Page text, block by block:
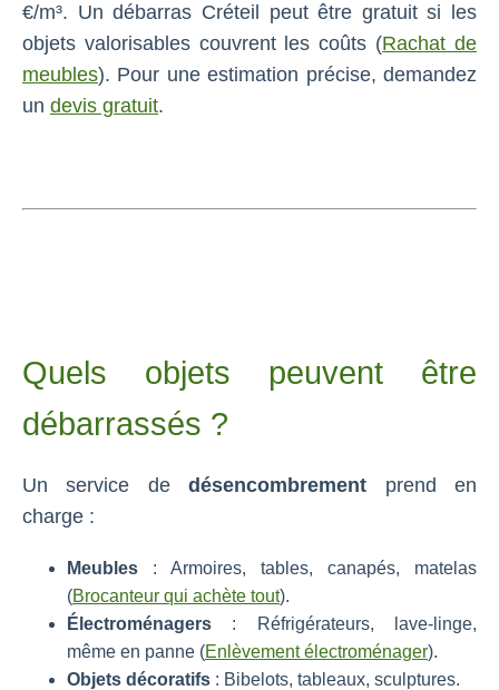
€/m³. Un débarras Créteil peut être gratuit si les
objets valorisables couvrent les coûts (Rachat de
meubles). Pour une estimation précise, demandez
un devis gratuit.
Quels objets peuvent être
débarrassés ?
Un service dedésencombrement prend en
charge :
Meubles : Armoires, tables, canapés, matelas
(Brocanteur qui achète tout).
Électroménagers : Réfrigérateurs, lave-linge,
même en panne (Enlèvement électroménager).
Objets décoratifs : Bibelots, tableaux, sculptures.